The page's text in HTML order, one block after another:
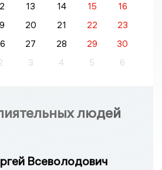
13 14 15
16
20 21 22
23
27 28 29
30
3 4 5 6
людей
Всеволодович